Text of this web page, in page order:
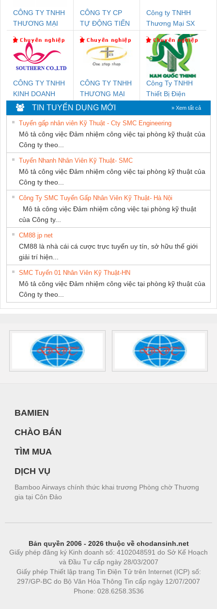
CÔNG TY TNHH
THƯƠNG MẠI
THUẬT ĐIỆN CƠ
GIA HƯNG PHÁT
CÔNG TY CP
TỰ ĐỘNG TIẾN
Công ty TNHH
Thương Mại SX
Ba Miền
CÔNG TY TNHH
KINH DOANH
DỊCH VỤ XNK
PHƯƠNG NAM
CÔNG TY TNHH
THƯƠNG MẠI
THIÊN ÂN VIỆT
NAM
Công Ty TNHH
Thiết Bị Điện
Nam Quốc Thịnh
TIN TUYỂN DỤNG MỚI » Xem tất cả
Tuyển gấp nhân viên Kỹ Thuật - Cty SMC Engineering
Mô tả công việc Đảm nhiệm công việc tại phòng kỹ thuật của
Công ty theo...
Tuyển Nhanh Nhân Viên Kỹ Thuật- SMC
Mô tả công việc Đảm nhiệm công việc tại phòng kỹ thuật của
Công ty theo...
Công Ty SMC Tuyển Gấp Nhân Viên Kỹ Thuật- Hà Nội
Mô tả công việc Đảm nhiệm công việc tại phòng kỹ thuật
của Công ty...
CM88 jp net
CM88 là nhà cái cá cược trực tuyến uy tín, sở hữu thế giới
giải trí hiện...
SMC Tuyển 01 Nhân Viên Kỹ Thuật-HN
Mô tả công việc Đảm nhiệm công việc tại phòng kỹ thuật của
Công ty theo...
BAMIEN
CHÀO BÁN
TÌM MUA
DỊCH VỤ
Bamboo Airways chính thức khai trương Phòng chờ Thương
gia tại Côn Đảo
Bản quyền 2006 - 2026 thuộc về chodansinh.net
Giấy phép đăng ký Kinh doanh số: 4102048591 do Sở Kế Hoạch
và Đầu Tư cấp ngày 28/03/2007
Giấy phép Thiết lập trang Tin Điện Tử trên Internet (ICP) số:
297/GP-BC do Bộ Văn Hóa Thông Tin cấp ngày 12/07/2007
Phone: 028.6258.3536